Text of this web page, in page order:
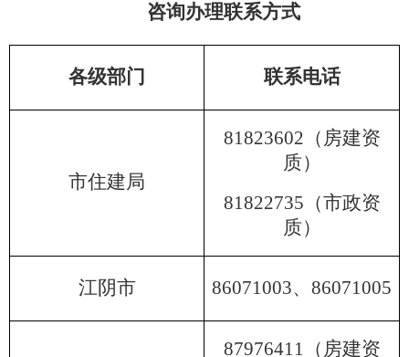
咨询办理联系方式
各级部门 联系电话
市住建局
81823602（房建资
质）
81822735（市政资
质）
江阴市 86071003、86071005
87976411（房建资